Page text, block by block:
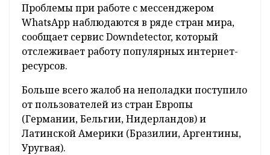
Проблемы при работе с мессенджером
WhatsApp наблюдаются в ряде стран мира,
сообщает сервис Downdetector, который
отслеживает работу популярных интернет-
ресурсов.
Больше всего жалоб на неполадки поступило
от пользователей из стран Европы
(Германии, Бельгии, Нидерландов) и
Латинской Америки (Бразилии, Аргентины,
Уругвая).